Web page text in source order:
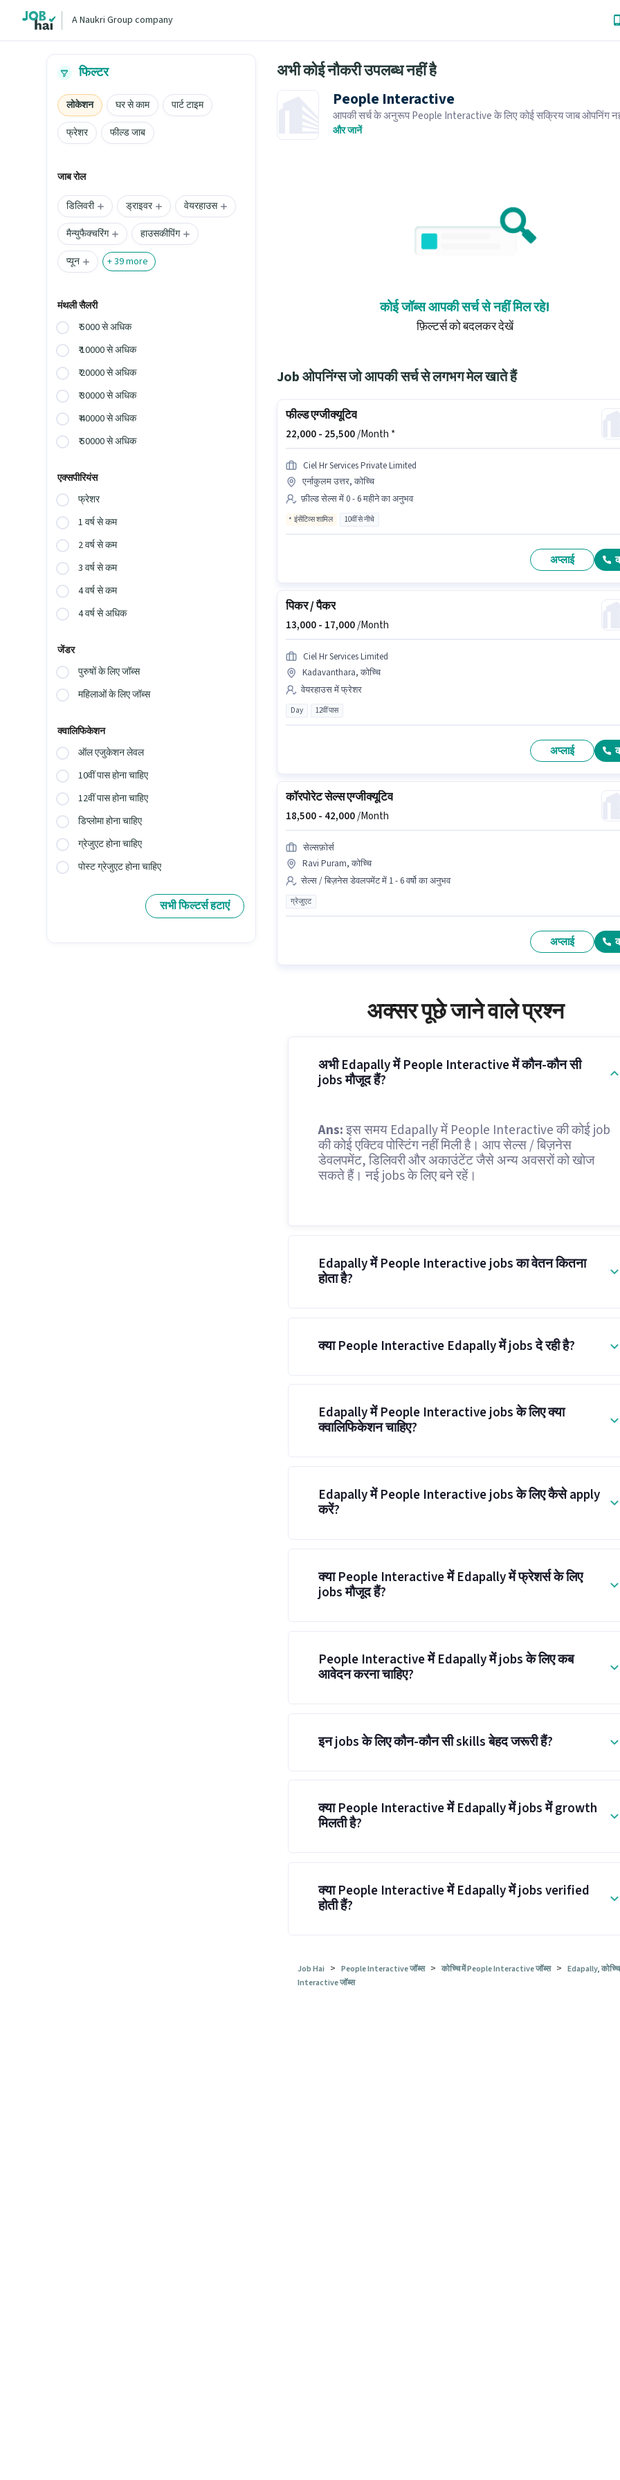
A Naukri Group company
फिल्टर
लोकेशन घर से काम
पार्ट टाइम
फ्रेशर
फील्ड जाब
जाब रोल
डिलिवरी ड्राइवर
वेयरहाउस
मैन्युफैक्चरिंग
हाउसकीपिंग
प्यून
+39more
मंथली सैलरी
₹ 5000 से अधिक
₹ 10000 से अधिक
₹ 20000 से अधिक
₹ 30000 से अधिक
₹ 40000 से अधिक
₹ 50000 से अधिक
एक्सपीरियंस
फ्रेशर
1 वर्ष से कम
2 वर्ष से कम
3 वर्ष से कम
4 वर्ष से कम
4 वर्ष से अधिक
जेंडर
पुरुषों के लिए जॉब्स
महिलाओं के लिए जॉब्स
क्वालिफिकेशन
ऑल एजुकेशन लेवल
10वीं पास होना चाहिए
12वीं पास होना चाहिए
डिप्लोमा होना चाहिए
ग्रेजुएट होना चाहिए
पोस्ट ग्रेजुएट होना चाहिए
सभी फिल्टर्स हटाएं
अभी कोई नौकरी उपलब्ध नहीं है
People Interactive
आपकी सर्च के अनुरूप People Interactive के लिए कोई सक्रिय जाब ओपनिंग
समान जाब ओपनिंग्स ब्राउज़ करें।
और जानें
कोई जॉब्स आपकी सर्च से नहीं मिल रहे!
फ़िल्टर्स को बदलकर देखें
Job ओपनिंग्स जो आपकी सर्च से लगभग मेल खाते हैं
फील्ड एग्जीक्यूटिव
22,000 - 25,500/Month *
Ciel Hr Services Private Limited
एर्नाकुलम उत्तर, कोच्चि
फ़ील्ड सेल्स में 0 - 6 महीने का अनुभव
इंसेंटिव्स शामिल 10वीं से नीचे
अप्लाई
पिकर / पैकर
13,000 - 17,000/Month
Ciel Hr Services Limited
Kadavanthara, कोच्चि
वेयरहाउस में फ्रेशर
Day 12वीं पास
अप्लाई
कॉरपोरेट सेल्स एग्जीक्यूटिव
18,500 - 42,000/Month
सेल्सफ़ोर्स
Ravi Puram, कोच्चि
सेल्स / बिज़नेस डेवलपमेंट में 1 - 6 वर्षो का अनुभव
ग्रेजुएट
अप्लाई
अक्सर पूछे जाने वाले प्रश्न
अभी Edapally में People Interactive में कौन-कौन सी
jobs मौजूद हैं?
Ans:इस समय Edapally में People Interactive की कोई job
की कोई एक्टिव पोस्टिंग नहीं मिली है। आप सेल्स / बिज़नेस
डेवलपमेंट, डिलिवरी और अकाउंटेंट जैसे अन्य अवसरों को खोज
सकते हैं। नई jobs के लिए बने रहें।
Edapally में People Interactive jobs का वेतन कितना
होता है?
क्या People Interactive Edapally में jobs दे रही है?
Edapally में People Interactive jobs के लिए क्या
क्वालिफिकेशन चाहिए?
Edapally में People Interactive jobs के लिए कैसे apply
करें?
क्या People Interactive में Edapally में फ्रेशर्स के लिए
jobs मौजूद हैं?
People Interactive में Edapally में jobs के लिए कब
आवेदन करना चाहिए?
इन jobs के लिए कौन-कौन सी skills बेहद जरूरी हैं?
क्या People Interactive में Edapally में jobs में growth
मिलती है?
क्या People Interactive में Edapally में jobs verified
होती हैं?
Job Hai > People Interactive जॉब्स > कोच्चि में People Interactive जॉब्स > Edapally,
Interactive जॉब्स